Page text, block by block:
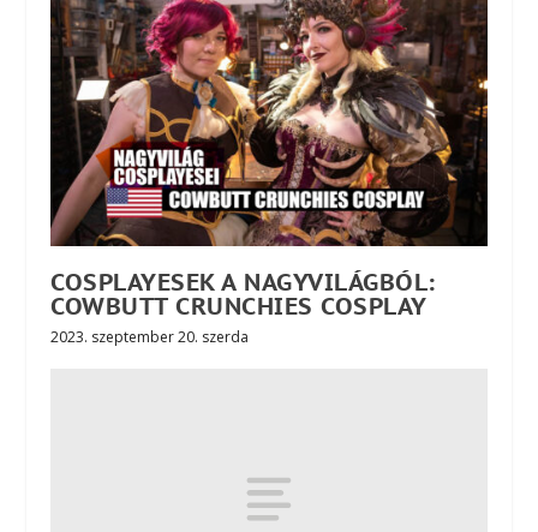
COSPLAYESEK A NAGYVILÁGBÓL:
COWBUTT CRUNCHIES COSPLAY
2023. szeptember 20. szerda